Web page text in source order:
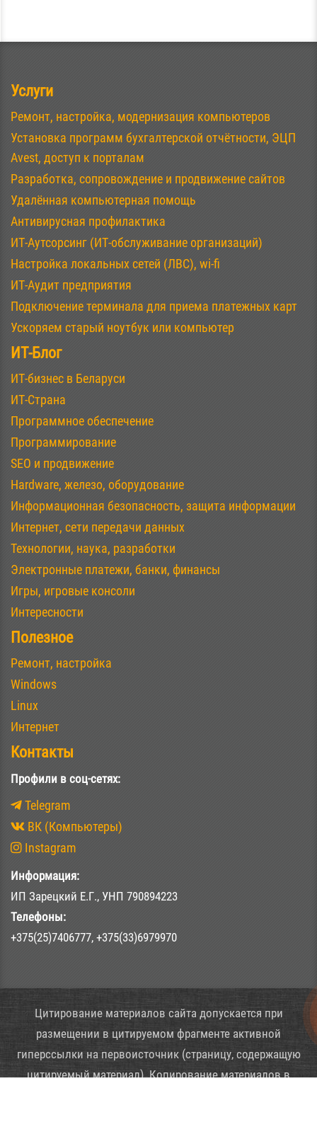
Услуги
Ремонт, настройка, модернизация компьютеров
Установка программ бухгалтерской отчётности, ЭЦП
Avest, доступ к порталам
Разработка, сопровождение и продвижение сайтов
Удалённая компьютерная помощь
Антивирусная профилактика
ИТ-Аутсорсинг (ИТ-обслуживание организаций)
Настройка локальных сетей (ЛВС), wi-fi
ИТ-Аудит предприятия
Подключение терминала для приема платежных карт
Ускоряем старый ноутбук или компьютер
ИТ-Блог
ИТ-бизнес в Беларуси
ИТ-Страна
Программное обеспечение
Программирование
SEO и продвижение
Hardware, железо, оборудование
Информационная безопасность, защита информации
Интернет, сети передачи данных
Технологии, наука, разработки
Электронные платежи, банки, финансы
Игры, игровые консоли
Интересности
Полезное
Ремонт, настройка
Windows
Linux
Интернет
Контакты
Профили в соц-сетях:
Telegram
ВК (Компьютеры)
Instagram
Информация:
ИП Зарецкий Е.Г., УНП 790894223
Телефоны:
+375(25)7406777, +375(33)6979970
Цитирование материалов сайта допускается при
размещении в цитируемом фрагменте активной
гиперссылки на первоисточник (страницу, содержащую
цитируемый материал). Копирование материалов в